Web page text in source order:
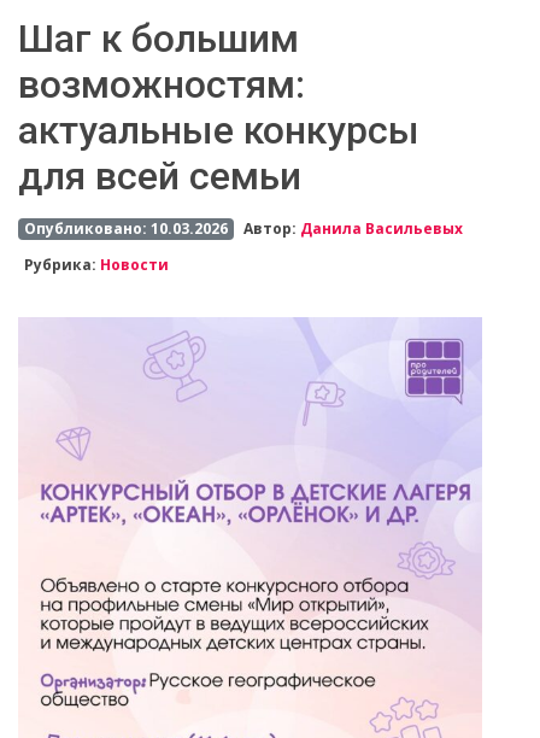
Шаг к большим
возможностям:
актуальные конкурсы
для всей семьи
Опубликовано: 10.03.2026 Автор: Данила Васильевых
Рубрика: Новости